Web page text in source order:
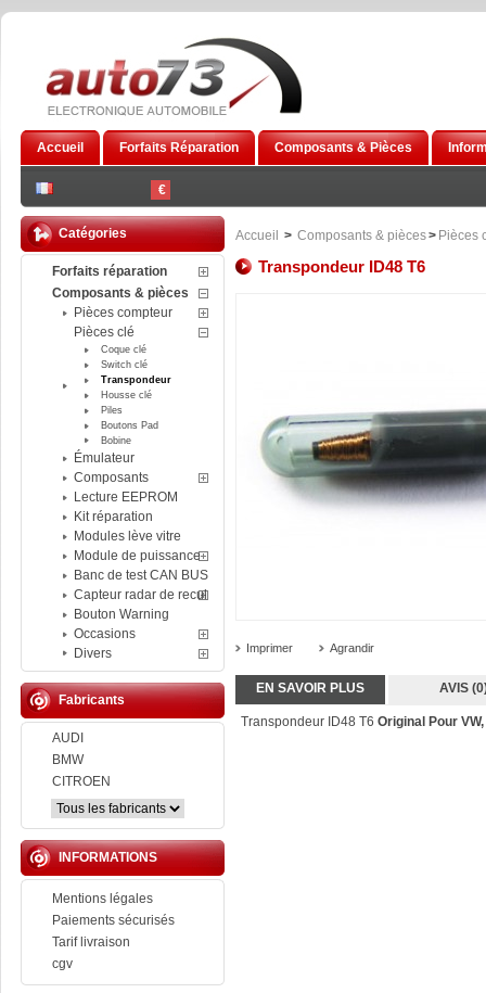
€
Accueil Forfaits Réparation Composants & Pièces
Catégories
Forfaits réparation
Composants & pièces
Pièces compteur
Pièces clé
Coque clé
Switch clé
Transpondeur
Housse clé
Piles
Boutons Pad
Bobine
Émulateur
Composants
Lecture EEPROM
Kit réparation
Modules lève vitre
Module de puissance
Banc de test CAN BUS
Capteur radar de recul
Bouton Warning
Occasions
Divers
Fabricants
AUDI
BMW
CITROEN
INFORMATIONS
Mentions légales
Paiements sécurisés
Tarif livraison
cgv
Accueil > Composants & pièces> Pièces
Transpondeur ID48 T6
Imprimer Agrandir
EN SAVOIR PLUS AVIS
Transpondeur ID48 T6 Original Pour